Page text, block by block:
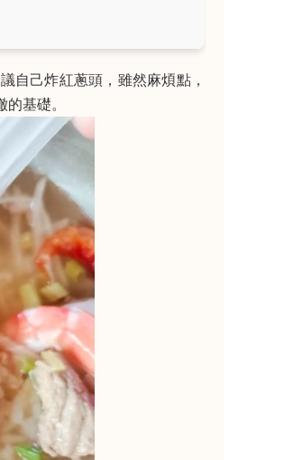
自己炸紅蔥頭，雖然麻煩點，
基礎。